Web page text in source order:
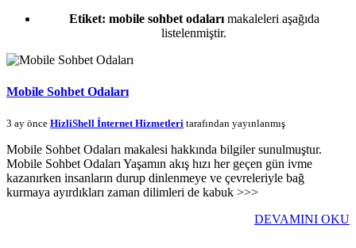
Etiket: mobile sohbet odalarımakaleleri aşağıda
listelenmiştir.
Mobile Sohbet Odaları
3 ay önce HizliShell İnternet Hizmetleri tarafından yayınlanmış
Mobile Sohbet Odaları makalesi hakkında bilgiler sunulmuştur.
Mobile Sohbet Odaları Yaşamın akış hızı her geçen gün ivme
kazanırken insanların durup dinlenmeye ve çevreleriyle bağ
kurmaya ayırdıkları zaman dilimleri de kabuk >>>
DEVAMINI OKU